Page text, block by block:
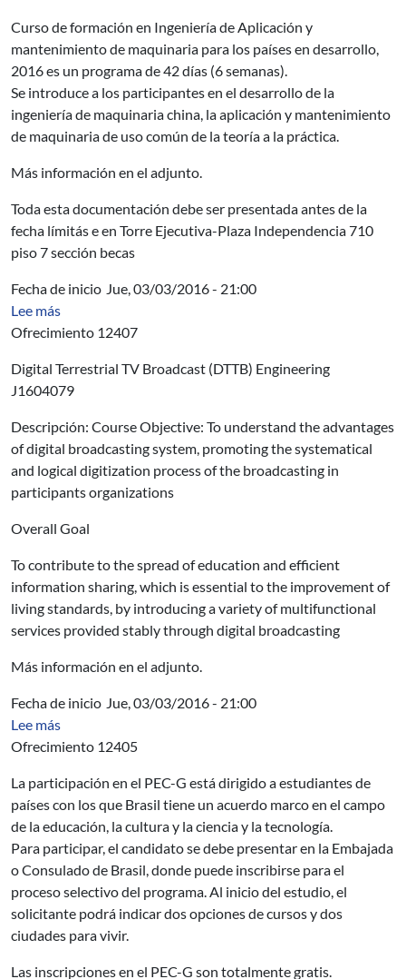
Curso de formación en Ingeniería de Aplicación y
mantenimiento de maquinaria para los países en desarrollo,
2016 es un programa de 42 días (6 semanas).
Se introduce a los participantes en el desarrollo de la
ingeniería de maquinaria china, la aplicación y mantenimiento
de maquinaria de uso común de la teoría a la práctica.
Más información en el adjunto.
Toda esta documentación debe ser presentada antes de la
fecha límitás e en Torre Ejecutiva-Plaza Independencia 710
piso 7 sección becas
Fecha de inicio Jue, 03/03/2016 - 21:00
Lee mássobre OPP - Digital Terrestrial TV Broadcast (DTTB)
Ofrecimiento 12407
Digital Terrestrial TV Broadcast (DTTB) Engineering
J1604079
Descripción: Course Objective: To understand the advantages
of digital broadcasting system, promoting the systematical
and logical digitization process of the broadcasting in
participants organizations
Overall Goal
To contribute to the spread of education and efficient
information sharing, which is essential to the improvement of
living standards, by introducing a variety of multifunctional
services provided stably through digital broadcasting
Más información en el adjunto.
Fecha de inicio Jue, 03/03/2016 - 21:00
Lee mássobre OPP - Becas PEC-G - Brasil
Ofrecimiento 12405
La participación en el PEC-G está dirigido a estudiantes de
países con los que Brasil tiene un acuerdo marco en el campo
de la educación, la cultura y la ciencia y la tecnología.
Para participar, el candidato se debe presentar en la Embajada
o Consulado de Brasil, donde puede inscribirse para el
proceso selectivo del programa. Al inicio del estudio, el
solicitante podrá indicar dos opciones de cursos y dos
ciudades para vivir.
Las inscripciones en el PEC-G son totalmente gratis.